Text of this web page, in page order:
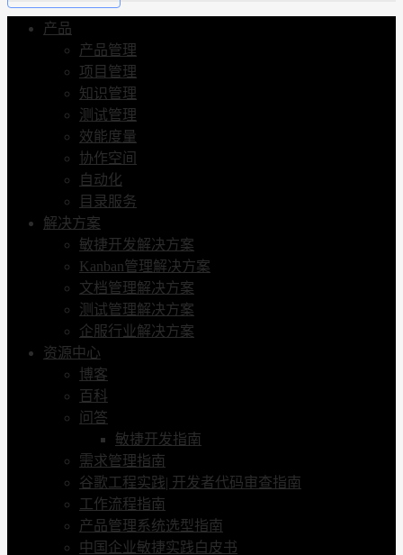
产品
产品管理
项目管理
知识管理
测试管理
效能度量
协作空间
自动化
目录服务
解决方案
敏捷开发解决方案
Kanban管理解决方案
文档管理解决方案
测试管理解决方案
企服行业解决方案
资源中心
博客
百科
问答
敏捷开发指南
需求管理指南
谷歌工程实践| 开发者代码审查指南
工作流程指南
产品管理系统选型指南
中国企业敏捷实践白皮书